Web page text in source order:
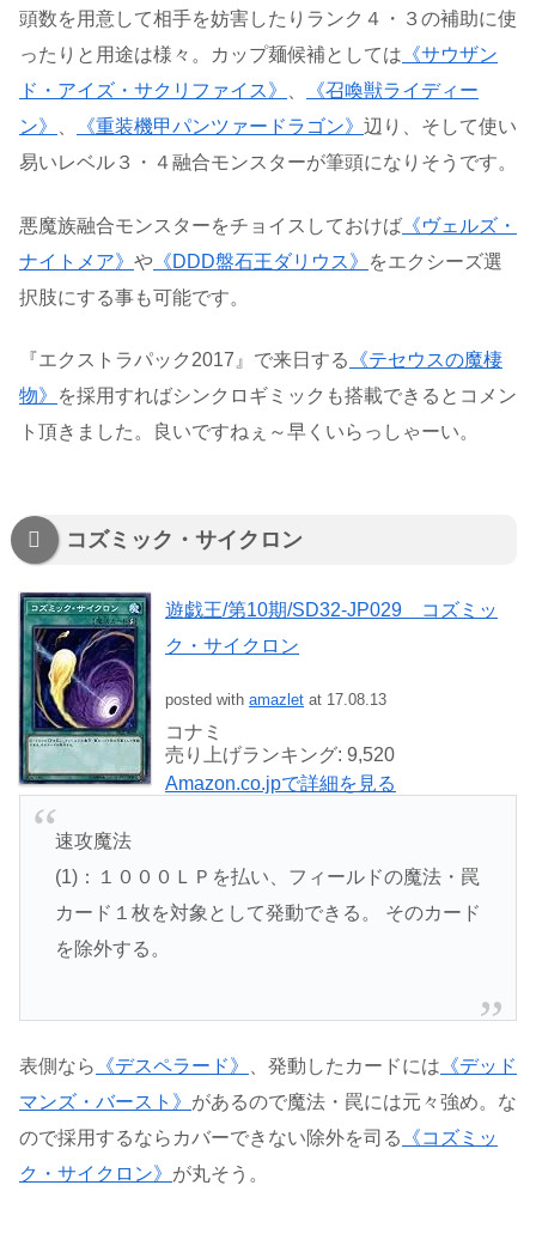
頭数を用意して相手を妨害したりランク４・３の補助に使
ったりと用途は様々。カップ麺候補としては 《サウザン
ド・アイズ・サクリファイス》
《召喚獣ライディー
ン》
《重装機甲パンツァードラゴン》 辺り、そして使い
易いレベル３・４融合モンスターが筆頭になりそうです。
悪魔族融合モンスターをチョイスしておけば 《ヴェルズ・
ナイトメア》 や 《DDD盤石王ダリウス》
をエクシーズ選
択肢にする事も可能です。
『エクストラパック2017』で来日する
《テセウスの魔棲
物》
を採用すればシンクロギミックも搭載できるとコメン
ト頂きました。良いですねぇ～早くいらっしゃーい。
コズミック・サイクロン
遊戯王/第10期/SD32-JP029 コズミッ
ク・サイクロン
posted with amazlet at 17.08.13
コナミ
売り上げランキング: 9,520
Amazon.co.jpで詳細を見る
速攻魔法
(1)：１０００ＬＰを払い、フィールドの魔法・罠
カード１枚を対象として発動できる。 そのカード
を除外する。
表側なら 《デスペラード》 、発動したカードには 《デッド
マンズ・バースト》 があるので魔法・罠には元々強め。な
ので採用するならカバーできない除外を司る
《コズミッ
ク・サイクロン》 が丸そう。